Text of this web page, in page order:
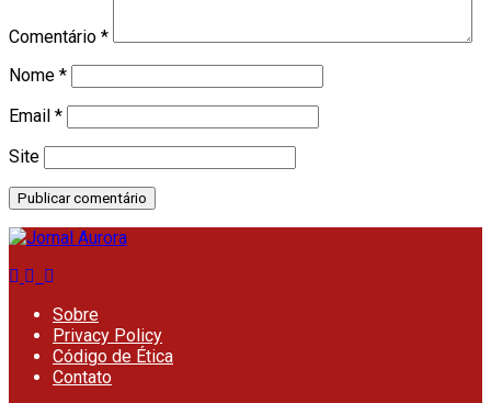
Comentário *
Nome *
Email *
Site
Sobre
Privacy Policy
Código de Ética
Contato